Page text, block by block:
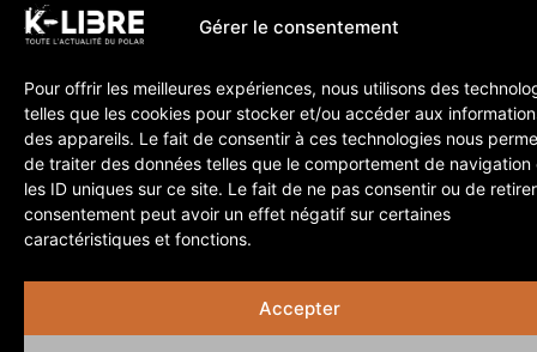
Gérer le consentement
Pour offrir les meilleures expériences, nous utilisons des
telles que les cookies pour stocker et/ou accéder aux
des appareils. Le fait de consentir à ces technologies nous
de traiter des données telles que le comportement de navigation
les ID uniques sur ce site. Le fait de ne pas consentir ou de
consentement peut avoir un effet négatif sur certaines
caractéristiques et fonctions.
Accepter